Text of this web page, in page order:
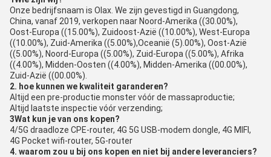
Onze bedrijfsnaam is Olax. We zijn gevestigd in Guangdong,
China, vanaf 2019, verkopen naar Noord-Amerika ((30.00%),
Oost-Europa ((15.00%), Zuidoost-Azië ((10.00%), West-Europa
((10.00%), Zuid-Amerika ((5.00%),Oceanië (5).00%), Oost-Azië
((5.00%), Noord-Europa ((5.00%), Zuid-Europa ((5.00%), Afrika
((4.00%), Midden-Oosten ((4.00%), Midden-Amerika ((00.00%),
Zuid-Azië ((00.00%).
2. hoe kunnen we kwaliteit garanderen?
Altijd een pre-productie monster vóór de massaproductie;
Altijd laatste inspectie vóór verzending;
3Wat kun je van ons kopen?
4/5G draadloze CPE-router, 4G 5G USB-modem dongle, 4G MIFI,
4G Pocket wifi-router, 5G-router
4. waarom zou u bij ons kopen en niet bij andere leveranciers?